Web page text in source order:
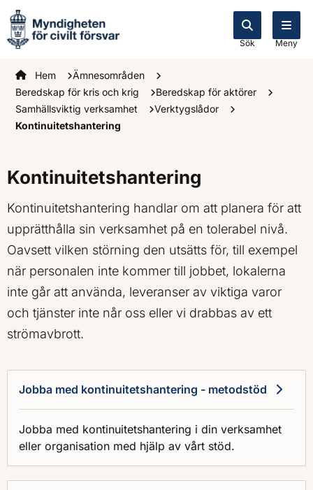
Sök Meny
Startsidan
Hem
Ämnesområden
Beredskap för kris och krig
Beredskap för aktörer
Samhällsviktig verksamhet
Verktygslådor
Kontinuitetshantering
Kontinuitetshantering
Kontinuitetshantering handlar om att planera för att
upprätthålla sin verksamhet på en tolerabel nivå.
Oavsett vilken störning den utsätts för, till exempel
när personalen inte kommer till jobbet, lokalerna
inte går att använda, leveranser av viktiga varor
och tjänster inte når oss eller vi drabbas av ett
strömavbrott.
Jobba med kontinuitetshantering - metodstöd
Jobba med kontinuitetshantering i din verksamhet
eller organisation med hjälp av vårt stöd.